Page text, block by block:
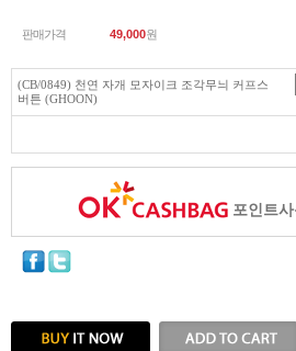
판매가격 49,000원
(CB/0849) 천연 자개 모자이크 조각무늬 커프스
버튼 (GHOON)
포인트